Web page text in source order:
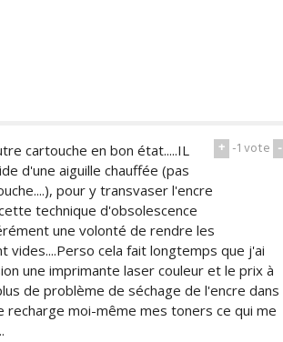
+ -1vote -
cartouche en bon état.....IL
d'une aiguille chauffée (pas
pour y transvaser l'encre
technique d'obsolescence
une volonté de rendre les
cela fait longtemps que j'ai
une imprimante laser couleur et le prix à
de problème de séchage de l'encre dans
moi-même mes toners ce qui me